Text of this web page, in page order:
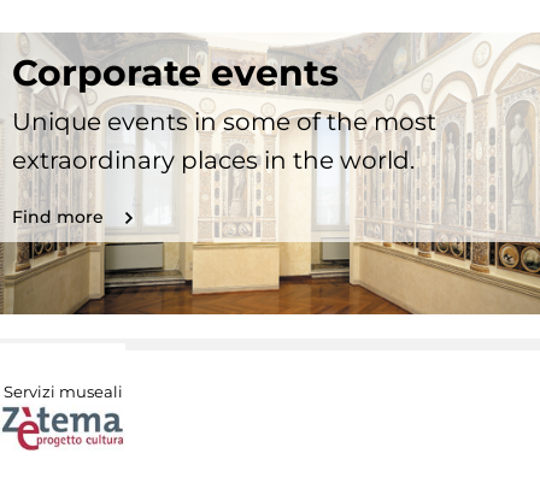
Corporate events
Unique events in some of the most
extraordinary places in the world.
Find more
Servizi museali